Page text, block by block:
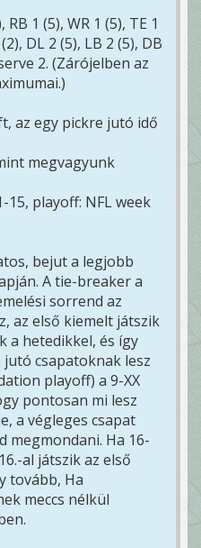
1 (5), WR 1 (5), TE 1
DL 2 (5), LB 2 (5), DB
2. (Zárójelben az
az egy pickre jutó idő
megvagyunk
15, playoff: NFL week
bejut a legjobb
A tie-breaker a
sorrend az
az első kiemelt játszik
a hetedikkel, és így
csapatoknak lesz
playoff) a 9-XX
pontosan mi lesz
a végleges csapat
megmondani. Ha 16-
al játszik az első
tovább, Ha
meccs nélkül